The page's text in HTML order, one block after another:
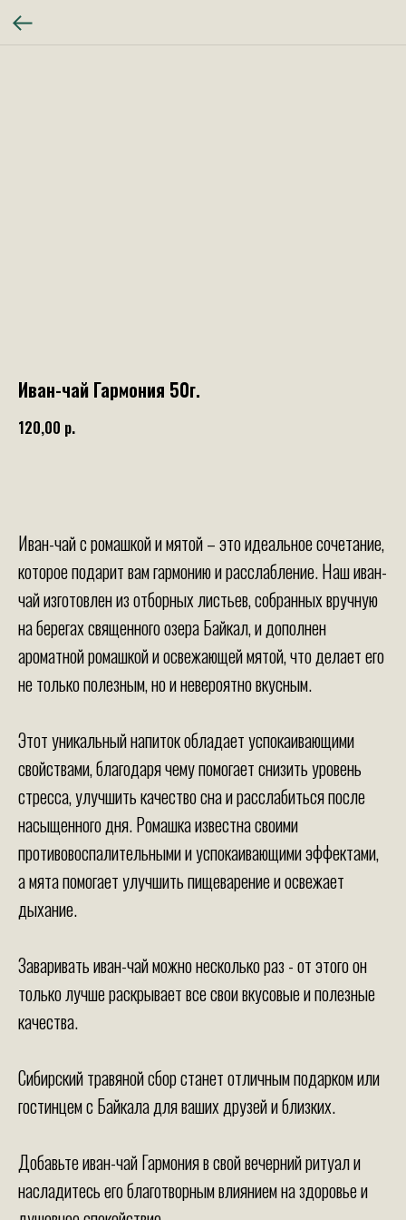
Иван-чай Гармония 50г.
120,00 р.
Иван-чай с ромашкой и мятой – это идеальное сочетание,
которое подарит вам гармонию и расслабление. Наш иван-
чай изготовлен из отборных листьев, собранных вручную
на берегах священного озера Байкал, и дополнен
ароматной ромашкой и освежающей мятой, что делает его
не только полезным, но и невероятно вкусным.
Этот уникальный напиток обладает успокаивающими
свойствами, благодаря чему помогает снизить уровень
стресса, улучшить качество сна и расслабиться после
насыщенного дня. Ромашка известна своими
противовоспалительными и успокаивающими эффектами,
а мята помогает улучшить пищеварение и освежает
дыхание.
Заваривать иван-чай можно несколько раз - от этого он
только лучше раскрывает все свои вкусовые и полезные
качества.
Сибирский травяной сбор станет отличным подарком или
гостинцем с Байкала для ваших друзей и близких.
Добавьте иван-чай Гармония в свой вечерний ритуал и
насладитесь его благотворным влиянием на здоровье и